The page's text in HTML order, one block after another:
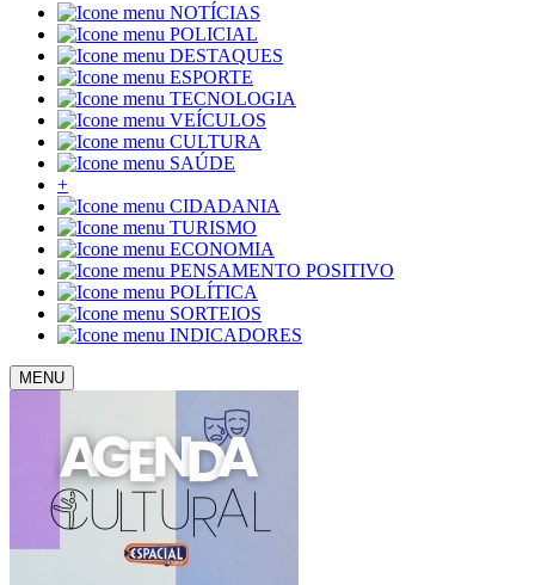
NOTÍCIAS
POLICIAL
DESTAQUES
ESPORTE
TECNOLOGIA
VEÍCULOS
CULTURA
SAÚDE
+
CIDADANIA
TURISMO
ECONOMIA
PENSAMENTO POSITIVO
POLÍTICA
SORTEIOS
INDICADORES
MENU